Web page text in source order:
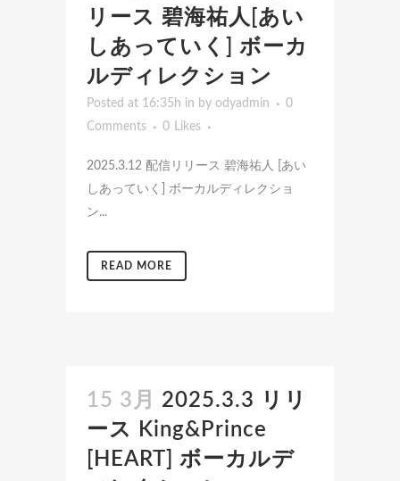
リース 碧海祐人[あい
しあっていく] ボーカ
ルディレクション
Posted at 16:35h in by odyadmin
0
Comments
0 Likes
2025.3.12 配信リリース 碧海祐人 [あい
しあっていく] ボーカルディレクショ
ン...
READ MORE
15 3月
2025.3.3 リリ
ース King&Prince
[HEART] ボーカルデ